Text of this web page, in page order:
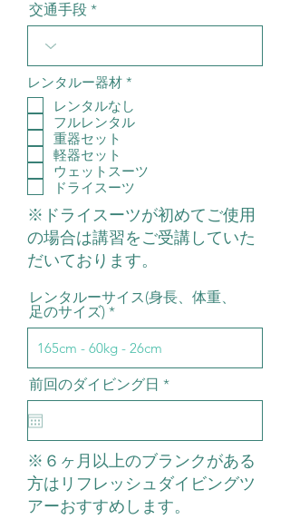
交通手段
レンタルー器材 *
項
目
レンタルなし
フルレンタル
重器セット
軽器セット
ウェットスーツ
ドライスーツ
​※ドライスーツが初めてご使用
の場合は講習をご受講していた
だいております。
レンタルーサイス(身長、体重、
足のサイズ)
前回のダイビング日 *r
e
i
r
e
d
​※６ヶ月以上のブランクがある
方はリフレッシュダイビングツ
アーおすすめします。